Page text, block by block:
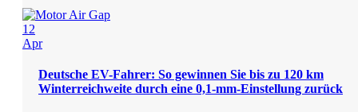
12
Apr
Deutsche EV-Fahrer: So gewinnen Sie bis zu 120 km
Winterreichweite durch eine 0,1-mm-Einstellung zurück